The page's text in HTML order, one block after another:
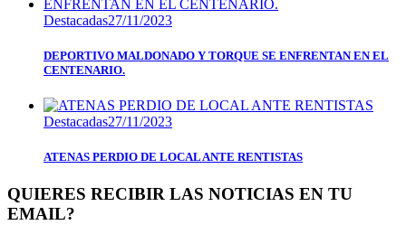
Destacadas27/11/2023
DEPORTIVO MALDONADO Y TORQUE SE ENFRENTAN EN EL
CENTENARIO.
Destacadas27/11/2023
ATENAS PERDIO DE LOCAL ANTE RENTISTAS
QUIERES RECIBIR LAS NOTICIAS EN TU
EMAIL?